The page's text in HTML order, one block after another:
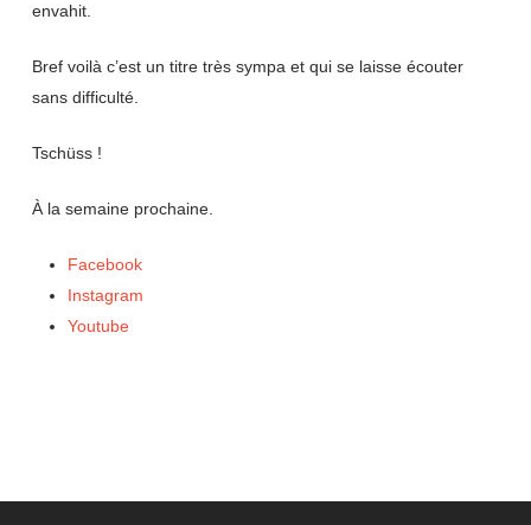
envahit.
Bref voilà c’est un titre très sympa et qui se laisse écouter
sans difficulté.
Tschüss !
À la semaine prochaine.
Facebook
Instagram
Youtube